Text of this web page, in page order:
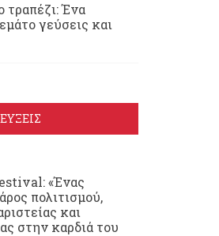
Ένα
γεύσεις και
«Ένας
πολιτισμού,
και
στην καρδιά του